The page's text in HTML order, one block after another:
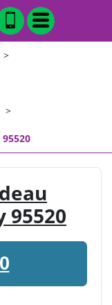
>
>
95520